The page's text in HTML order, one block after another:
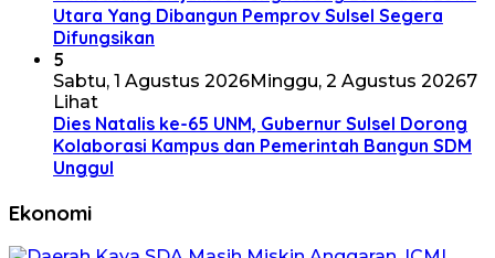
Utara Yang Dibangun Pemprov Sulsel Segera
Difungsikan
5
Sabtu, 1 Agustus 2026Minggu, 2 Agustus 20267
Lihat
Dies Natalis ke-65 UNM, Gubernur Sulsel Dorong
Kolaborasi Kampus dan Pemerintah Bangun SDM
Unggul
Ekonomi